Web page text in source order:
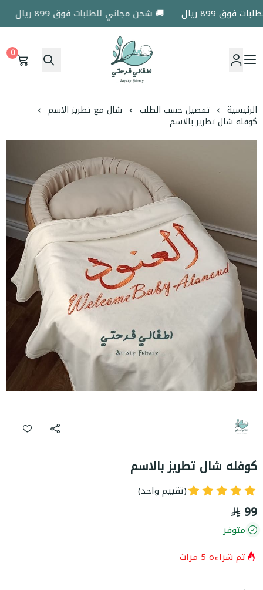
899 ريال 🚚 شحن مجاني للطلبات فوق 899 ريال
اطفالي فرحتي
0
الرئيسية تفصيل حسب الطلب شال مع تطريز الاسم
كوفله شال تطريز بالاسم
كوفله شال تطريز بالاسم
(تقييم واحد)
99
متوفر
تم شراءه 5 مرات